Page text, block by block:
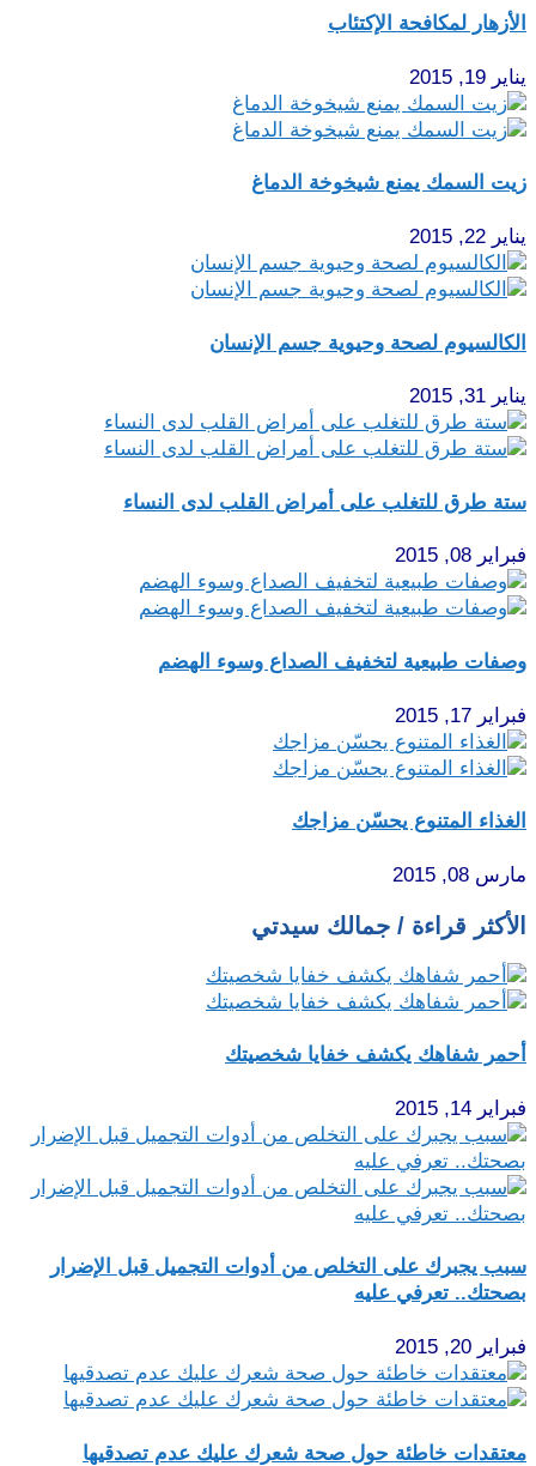
الأزهار لمكافحة الإكتئاب
يناير 19, 2015
زيت السمك يمنع شيخوخة الدماغ
يناير 22, 2015
الكالسيوم لصحة وحيوية جسم الإنسان
يناير 31, 2015
ستة طرق للتغلب على أمراض القلب لدى النساء
فبراير 08, 2015
وصفات طبيعية لتخفيف الصداع وسوء الهضم
فبراير 17, 2015
الغذاء المتنوع يحسّن مزاجك
مارس 08, 2015
الأكثر قراءة / جمالك سيدتي
أحمر شفاهك يكشف خفايا شخصيتك
فبراير 14, 2015
سبب يجبرك على التخلص من أدوات التجميل قبل الإضرار
بصحتك.. تعرفي عليه
فبراير 20, 2015
معتقدات خاطئة حول صحة شعرك عليك عدم تصدقيها